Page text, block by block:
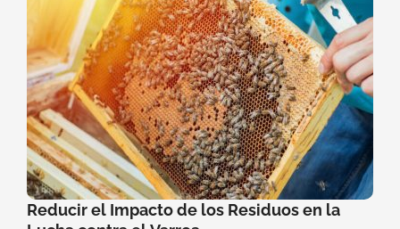
Reducir el Impacto de los Residuos en la